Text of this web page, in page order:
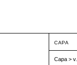
CAPA
Capa >